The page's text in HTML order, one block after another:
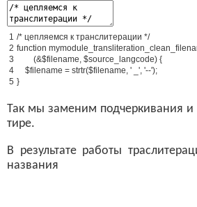
1
2
3
4
5
/* цепляемся к транслитерации */
function
(&$filename, $source_langcode) {
$filename = strtr($filename, ' _', '--');
}
Так мы заменим подчеркивания
тире.
В результате работы
названия